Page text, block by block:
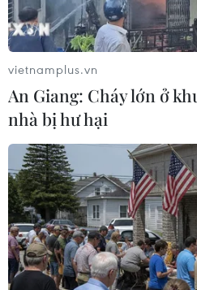
nới lỏng các hạn chế
Sri Lanka tuyên bố
phong tỏa
Cùng ngày, Chính phủ
không phong tỏa hoặc áp
sau khi phát hiện các ca
này.
Theo giới chức Sri
phát hiện gần đây không
từ các khu cách ly hoặc
tới các nhân viên ở khu
vietnamplus.vn
An Giang: Cháy lớn ở
nhà bị hư hại